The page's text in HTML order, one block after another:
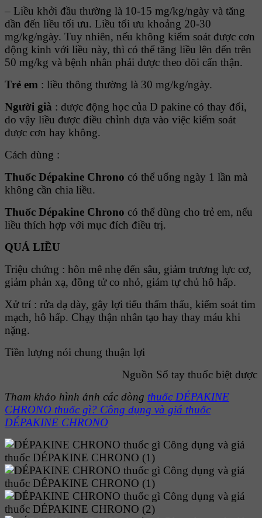
– Liều khởi đầu thường là 10-15 mg/kg/ngày và tăng
dần đến liều tối ưu. Liều tối ưu khoảng 20-30
mg/kg/ngày. Tuy nhiên, nếu không kiểm soát được cơn
động kinh với liều này, thì có thể tăng liều lên đến trên
50 mg/kg và bệnh nhân phải được theo dõi cẩn thận.
Trẻ em : liều thông thường là 30 mg/kg/ngày.
Người già : dược động học của D pakine có thay đổi,
do vậy liều được điều chỉnh dựa vào việc kiểm soát
được cơn hay không.
Cách dùng :
Thuốc Dépakine Chrono có thể uống ngày 1 lần mà
không cần chia liều.
Thuốc Dépakine Chrono có thể dùng cho trẻ em, nếu
liều thích hợp với mục đích điều trị.
QUÁ LIỀU
Triệu chứng : hôn mê nhẹ đến sâu, giảm trương lực cơ,
giảm phản xạ, đồng tử co nhỏ, giảm tự chủ hô hấp.
Xử trí : rửa dạ dày, gây lợi tiểu thẩm thấu, kiểm soát tim
mạch, hô hấp. Chạy thận nhân tạo hay thay máu khi
nặng.
Tiền lượng nói chung thuận lợi
Nguồn Sổ tay thuốc biệt dược
Tham khảo hình ảnh các dòng thuốc DÉPAKINE
CHRONO thuốc gì? Công dụng và giá thuốc
DÉPAKINE CHRONO